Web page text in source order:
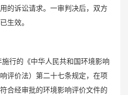
的诉讼请求。一审判决后，双方
生效。
行的《中华人民共和国环境影响
评价法）第二十七条规定，在项
合经审批的环境影响评价文件的